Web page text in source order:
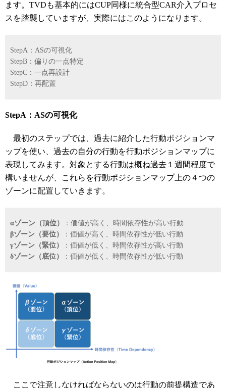
ます。TVDも基本的にはCUP同様に統合型CAR介入プロセ
スを踏襲していますが、実際にはこのようになります。
StepA：ASの可視化
StepB：偏りの一点特定
StepC：一点再設計
StepD：再配置
StepA：ASの可視化
最初のステップでは、過去に紹介した行動ポジションマ
ップを使い、過去の自分の行動を行動ポジションマップに
表現してみます。対象とする行動は概ね過去１週間程度で
構いませんが、これらを行動ポジションマップ上の４つの
ゾーンに配置していきます。
αゾーン（頂位）
：価値が高く、時間依存性が高い行動
βゾーン（要位）
：価値が高く、時間依存性が低い行動
γゾーン（緊位）
：価値が低く、時間依存性が高い行動
δゾーン（底位）
：価値が低く、時間依存性が低い行動
ここで注意しなければならないのは行動の前提構造であ